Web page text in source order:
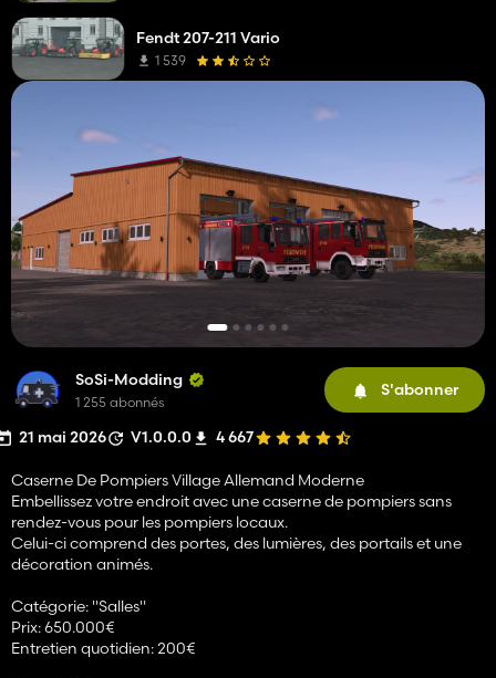
SoSi-Modding
1 255 abonnés
S'abonner
21 mai 2026 V1.0.0.0 4 667
Caserne De Pompiers Village Allemand Moderne
Embellissez votre endroit avec une caserne de pompiers sans
rendez-vous pour les pompiers locaux.
Celui-ci comprend des portes, des lumières, des portails et une
décoration animés.
Catégorie: "Salles"
Prix: 650.000€
Entretien quotidien: 200€
Fendt 207-211 Vario
1 539